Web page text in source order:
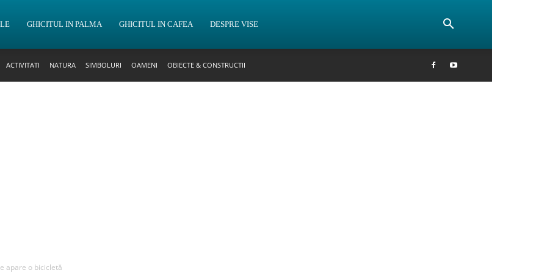
GHICITUL IN PALMA GHICITUL IN CAFEA DESPRE VISE
ACTIVITATI NATURA SIMBOLURI OAMENI OBIECTE & CONSTRUCTII
apare o bicicletă